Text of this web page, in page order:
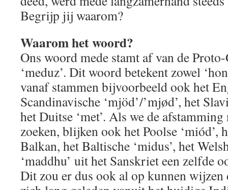
Begrijp jij waarom?
Waarom het woord?
Ons woord mede stamt af van de
‘meduz’. Dit woord betekent zowel
vanaf stammen bijvoorbeeld ook het
Scandinavische ‘mjöd’/’mjød’, het
het Duitse ‘met’. Als we de
zoeken, blijken ook het Poolse ‘miód’,
Balkan, het Baltische ‘midus’, het
‘maddhu’ uit het Sanskriet een zelfde
Dit zou er dus ook al op kunnen wijzen